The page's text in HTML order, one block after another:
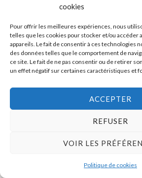
cookies
Pour offrir les meilleures expériences, nous
telles que les cookies pour stocker et/ou accéder
appareils. Le fait de consentir à ces technologies
des données telles que le comportement de
ce site. Le fait de ne pas consentir ou de retirer
un effet négatif sur certaines caractéristiques et
ACCEPTER
REFUSER
VOIR LES
Politique de cookies
Politique de cookies
Mentions légales
Copyright © 2026 La Boutique des
pour formateurs